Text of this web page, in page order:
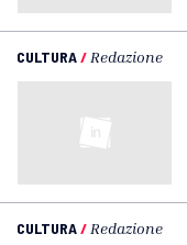
CULTURA/ Redazione
CULTURA/ Redazione